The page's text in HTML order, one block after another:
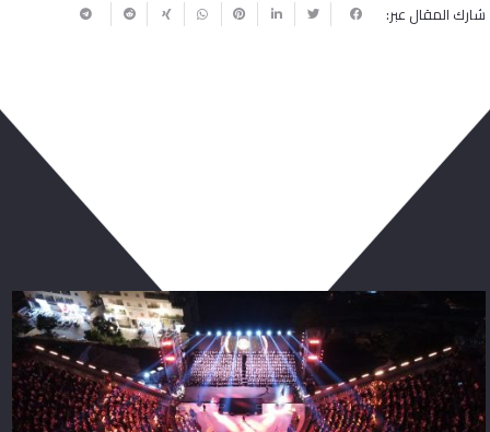
شارك المقال عبر: